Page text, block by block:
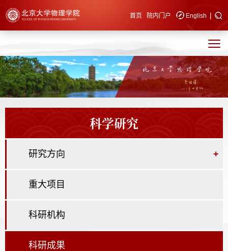
快速导航 首页 院内门户 English |
科学研究
研究方向 +
重大项目
科研机构
科研成果